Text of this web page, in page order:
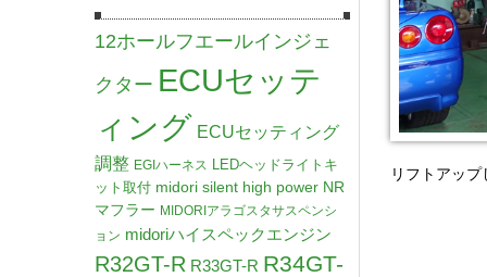
リフトアッ
12ホールフエールインジェ
クター ECUセッテ
ィング ECUセッティング
調整 EGIハーネス LEDヘッドライトキ
ット取付 midori silent high power NR
マフラー MIDORIアラゴスタサスペンシ
ョン midoriハイスペックエンジン
R32GT-R R33GT-R R34GT-